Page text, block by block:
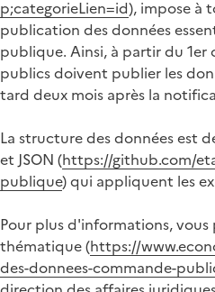
p;categorieLien=id), impose à
publication des données
publique. Ainsi, à partir du 1er
publics doivent publier les
tard deux mois après la
La structure des données est
et JSON (https://github.com/
publique) qui appliquent les
Pour plus d'informations,
thématique (https://
des-donnees-commande-